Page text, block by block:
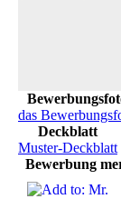
das
Deckblatt
Muster-Deckblatt
Bewerbung